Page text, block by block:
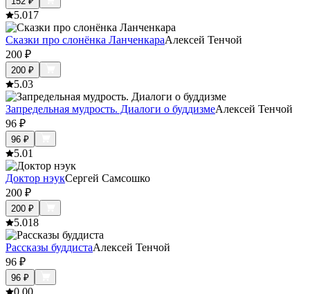
5.017
Сказки про слонёнка ЛанченкараАлексей Тенчой
200 ₽
200 ₽
5.03
Запредельная мудрость. Диалоги о буддизмеАлексей Тенчой
96 ₽
96 ₽
5.01
Доктор нэукСергей Самсошко
200 ₽
200 ₽
5.018
Рассказы буддистаАлексей Тенчой
96 ₽
96 ₽